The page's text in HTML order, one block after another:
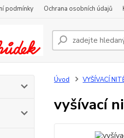
podmínky Ochrana osobních údajů
Úvod VYŠÍVACÍ
vyšívací